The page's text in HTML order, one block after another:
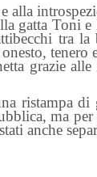
alla
gatta Toni
tra
grazie
ristampa
ma
anche